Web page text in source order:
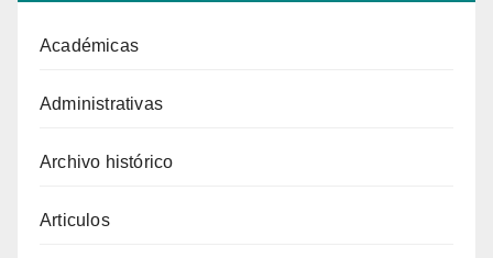
Académicas
Administrativas
Archivo histórico
Articulos